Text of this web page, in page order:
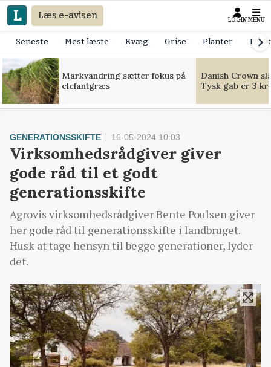
Læs e-avisen LOGIN MENU
Seneste Mest læste Kvæg Grise Planter
Markvandring sætter fokus på
elefantgræs
Danish Crown
Tysk gab er 3
GENERATIONSSKIFTE 16-05-2024 10:03
Virksomhedsrådgiver giver
gode råd til et godt
generationsskifte
Agrovis virksomhedsrådgiver Bente Poulsen giver
her gode råd til generationsskifte i landbruget.
Husk at tage hensyn til begge generationer, lyder
det.